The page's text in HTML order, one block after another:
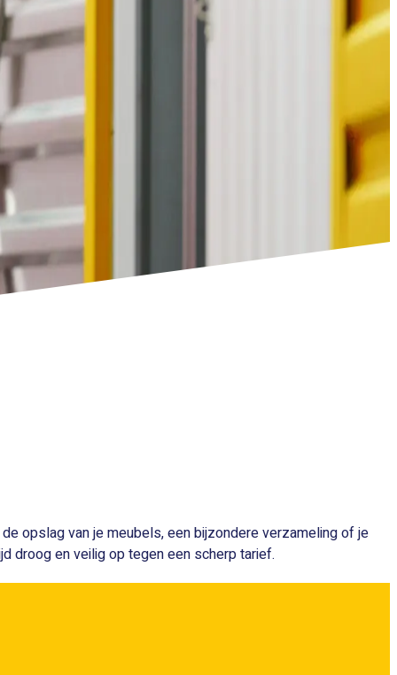
opslag van je meubels, een bijzondere verzameling of je
droog en veilig op tegen een scherp tarief.